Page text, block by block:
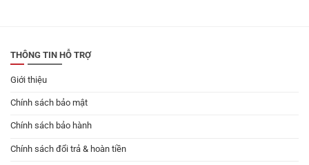
THÔNG TIN HỖ TRỢ
Giới thiệu
Chính sách bảo mật
Chính sách bảo hành
Chính sách đổi trả & hoàn tiền